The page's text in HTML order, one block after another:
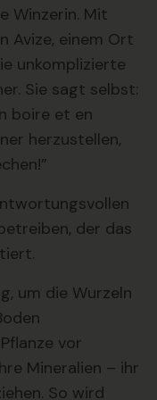
Winzerin. Mit
Avize, einem Ort
unkomplizierte
Sie sagt selbst:
boire et en
herzustellen,
der das
um die Wurzeln
vor
Mineralien – ihr
So wird